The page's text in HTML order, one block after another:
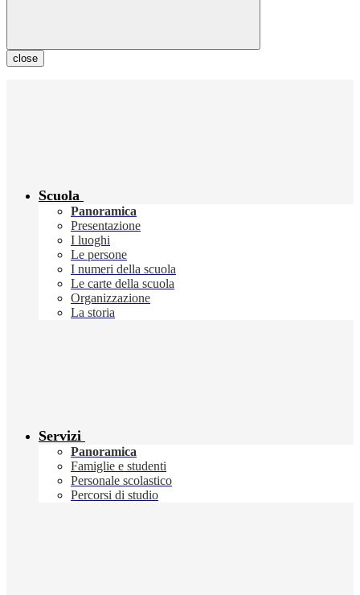
close
Scuola
Panoramica
Presentazione
I luoghi
Le persone
I numeri della scuola
Le carte della scuola
Organizzazione
La storia
Servizi
Panoramica
Famiglie e studenti
Personale scolastico
Percorsi di studio